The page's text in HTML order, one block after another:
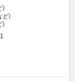
）
ど）
）